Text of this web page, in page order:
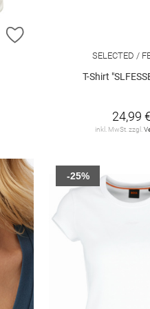
ZUR WUNSCHLISTE
SELECTED /
T-Shirt
24,99 €
inkl. MwSt. zzgl.
-25%